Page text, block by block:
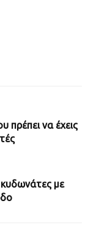
πρέπει να έχεις
με